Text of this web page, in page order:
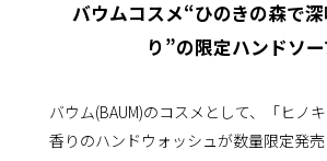
バウムコスメ“ひのきの森で
り”の限定ハンドソ
バウム(BAUM)のコスメとして、「ヒノ
香りのハンドウォッシュが数量限定発売